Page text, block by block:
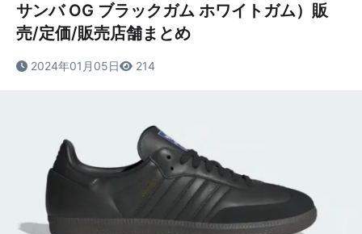
サンバ OG ブラックガム ホワイトガム）販
売/定価/販売店舗まとめ
2024年01月05日 214